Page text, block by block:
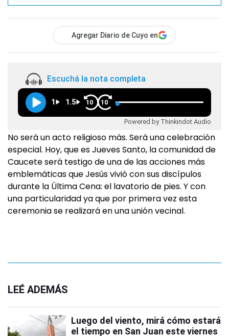
Agregar Diario de Cuyo en
Escuchá la nota completa
1 1.5 10 10
Powered by Thinkindot Audio
No será un acto religioso más. Será una celebración
especial. Hoy, que es Jueves Santo, la comunidad de
Caucete será testigo de una de las acciones más
emblemáticas que Jesús vivió con sus discípulos
durante la Última Cena: el lavatorio de pies. Y con
una particularidad ya que por primera vez esta
ceremonia se realizará en una unión vecinal.
LEÉ ADEMÁS
Luego del viento, mirá cómo estará
el tiempo en San Juan este viernes